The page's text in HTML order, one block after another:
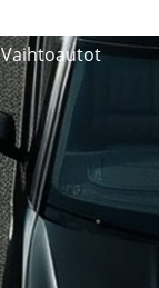
Vaihtoautot